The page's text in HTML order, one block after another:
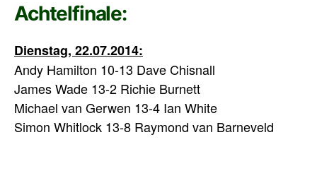
Achtelfinale:
Dienstag, 22.07.2014:
Andy Hamilton 10-13 Dave Chisnall
James Wade 13-2 Richie Burnett
Michael van Gerwen 13-4 Ian White
Simon Whitlock 13-8 Raymond van Barneveld